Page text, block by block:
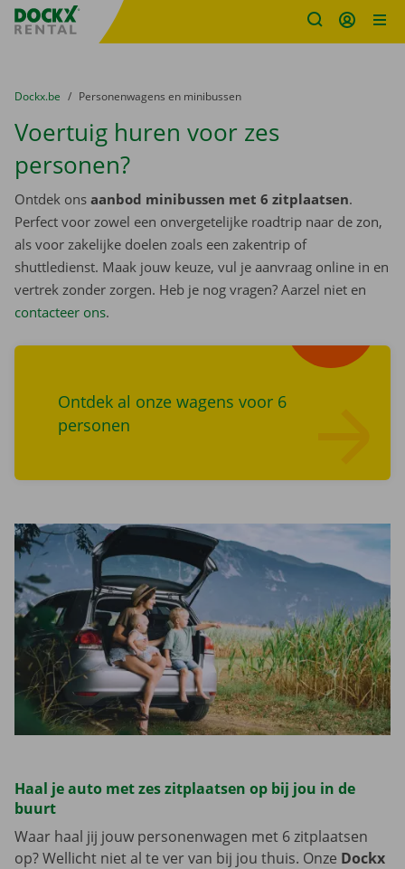
Fratello DEMO
U bevindt zich hier:
van
Dockx.be naar
Personenwagens en minibussen
Voertuig huren voor zes
personen?
Ontdek ons aanbod minibussen met 6 zitplaatsen.
Perfect voor zowel een onvergetelijke roadtrip naar de zon,
als voor zakelijke doelen zoals een zakentrip of
shuttledienst. Maak jouw keuze, vul je aanvraag online in en
vertrek zonder zorgen. Heb je nog vragen? Aarzel niet en
contacteer ons.
Ontdek al onze wagens voor 6
personen
Haal je auto met zes zitplaatsen op bij jou in de
buurt
Waar haal jij jouw personenwagen met 6 zitplaatsen
op? Wellicht niet al te ver van bij jou thuis. Onze Dockx